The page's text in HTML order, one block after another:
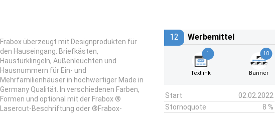
Frabox überzeugt mit Designprodukten für
den Hauseingang: Briefkästen,
Haustürklingeln, Außenleuchten und
Hausnummern für Ein- und
Mehrfamilienhäuser in hochwertiger Made in
Germany Qualität. In verschiedenen Farben,
Formen und optional mit der Frabox ®
Lasercut-Beschriftung oder ®Frabox-
12 Werbemittel
1
Textlink
10
Banner
Start
02.02.2022
Stornoquote
8 %